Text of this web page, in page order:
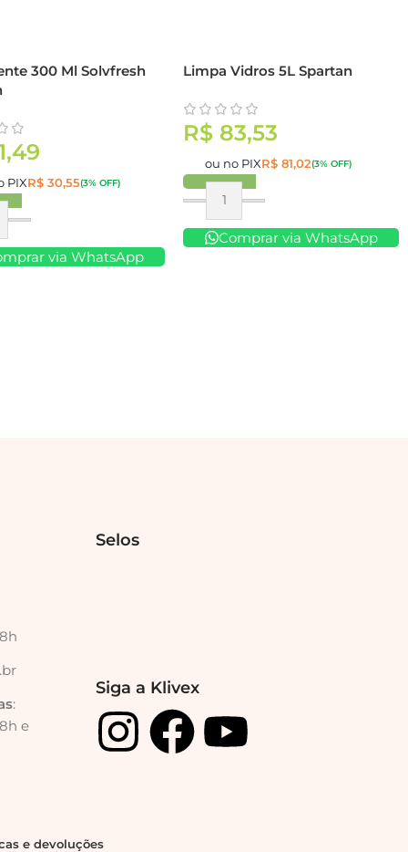
300 Ml Solvfresh
PIXR$ 30,55(3% OFF)
via WhatsApp
Limpa Vidros 5L Spartan
R$ 83,53
ou no PIXR$ 81,02(3% OFF)
Comprar
Comprar via WhatsApp
:
e
Selos
Siga a Klivex
e devoluções